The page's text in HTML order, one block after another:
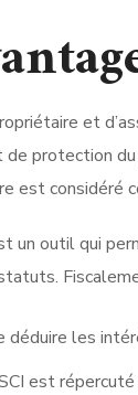
et
protection
est considéré
un outil qui
les
est